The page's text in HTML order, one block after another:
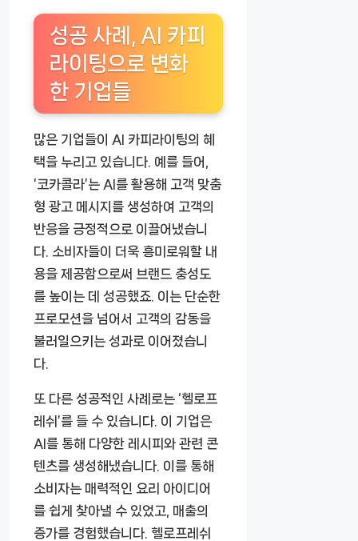
성공 사례, AI 카피
라이팅으로 변화
한 기업들
많은 기업들이 AI 카피라이팅의 혜
택을 누리고 있습니다. 예를 들어,
‘코카콜라’는 AI를 활용해 고객 맞춤
형 광고 메시지를 생성하여 고객의
반응을 긍정적으로 이끌어냈습니
다. 소비자들이 더욱 흥미로워할 내
용을 제공함으로써 브랜드 충성도
를 높이는 데 성공했죠. 이는 단순한
프로모션을 넘어서 고객의 감동을
불러일으키는 성과로 이어졌습니
다.
또 다른 성공적인 사례로는 ‘헬로프
레쉬’를 들 수 있습니다. 이 기업은
AI를 통해 다양한 레시피와 관련 콘
텐츠를 생성해냈습니다. 이를 통해
소비자는 매력적인 요리 아이디어
를 쉽게 찾아낼 수 있었고, 매출의
증가를 경험했습니다. 헬로프레쉬